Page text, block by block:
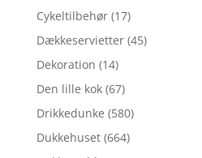
Cykeltilbehør (17)
Dækkeservietter (45)
Dekoration (14)
Den lille kok (67)
Drikkedunke (580)
Dukkehuset (664)